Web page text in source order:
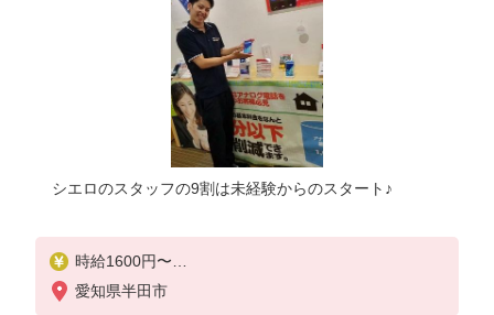
シエロのスタッフの9割は未経験からのスタート♪
時給1600円〜
※別途インセンティブ、職能評価制度あり
※残業代支給
愛知県半田市